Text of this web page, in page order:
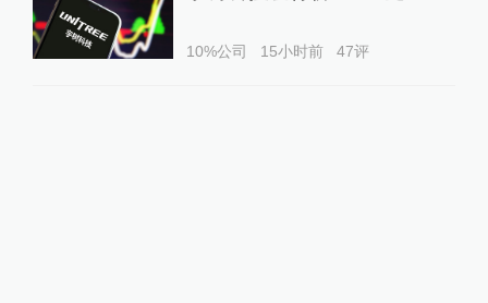
10%公司 15小时前 47评